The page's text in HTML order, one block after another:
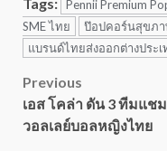
Pennii Premium
SME ไทย
ป๊อปคอร์นสุขภา
แบรนด์ไทยส่งออกต่างประเ
Post
navigation
Previous
เอส โคล่า ดัน 3 ทีมแช
วอลเลย์บอลหญิงไทย